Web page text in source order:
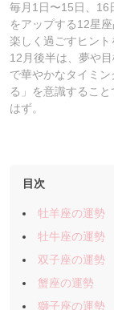
毎月1日〜15日、
をアップする12星
楽しく過ごすヒン
12月後半は、夢や
で華やかなタイミ
る」を意識するこ
はず。
目次
牡羊座の運勢
牡牛座の運勢
双子座の運勢
蟹座の運勢
獅子座の運勢